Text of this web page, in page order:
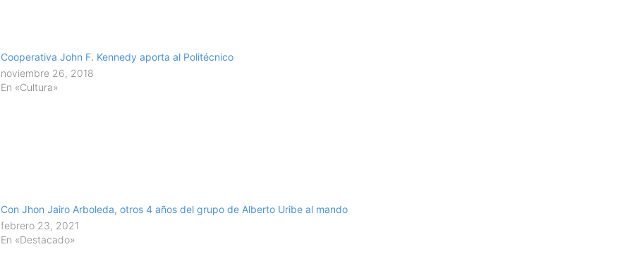
Cooperativa John F. Kennedy aporta al Politécnico
noviembre 26, 2018
En «Cultura»
Con Jhon Jairo Arboleda, otros 4 años del grupo de Alberto Uribe al mando
febrero 23, 2021
En «Destacado»